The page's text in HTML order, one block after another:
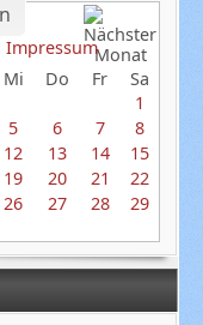
Mi Do Fr
Sa
1
5 6 7
8
12 13 14
15
19 20 21
22
26 27 28
29
Impressum